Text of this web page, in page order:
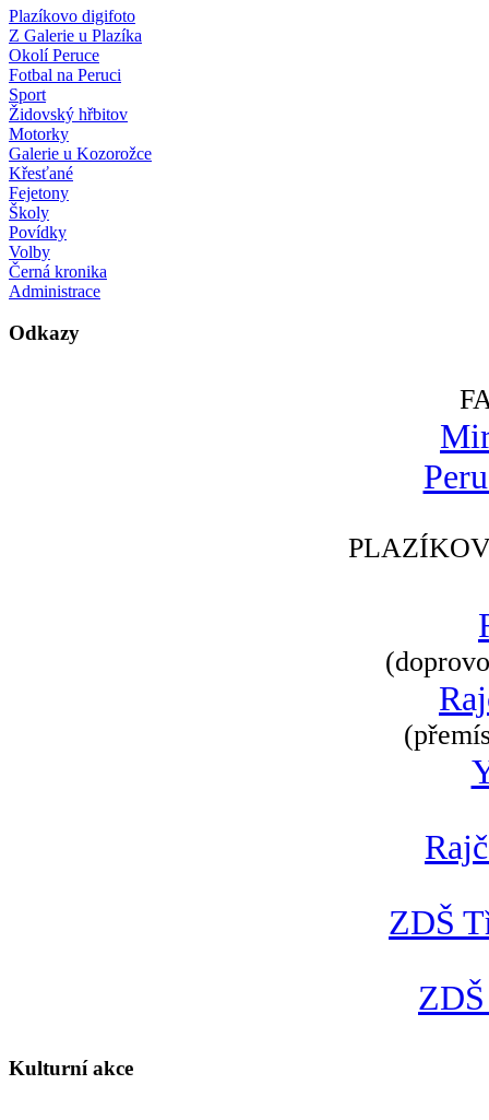
Plazíkovo digifoto
Z Galerie u Plazíka
Okolí Peruce
Fotbal na Peruci
Sport
Židovský hřbitov
Motorky
Galerie u Kozorožce
Křesťané
Fejetony
Školy
Povídky
Volby
Černá kronika
Administrace
Odkazy
ZDŠ
Kulturní akce